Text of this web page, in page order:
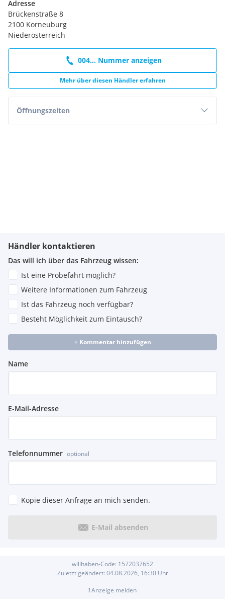
Adresse
Brückenstraße 8
2100 Korneuburg
Niederösterreich
004... Nummer anzeigen
Mehr über diesen Händler erfahren
Öffnungszeiten
Händler kontaktieren
Das will ich über das Fahrzeug wissen:
Ist eine Probefahrt möglich?
Weitere Informationen zum Fahrzeug
Ist das Fahrzeug noch verfügbar?
Besteht Möglichkeit zum Eintausch?
+ Kommentar hinzufügen
Name
E-Mail-Adresse
Telefonnummer optional
Kopie dieser Anfrage an mich senden.
E-Mail absenden
willhaben-Code: 1572037652
Zuletzt geändert: 04.08.2026, 16:30Uhr
!Anzeige melden